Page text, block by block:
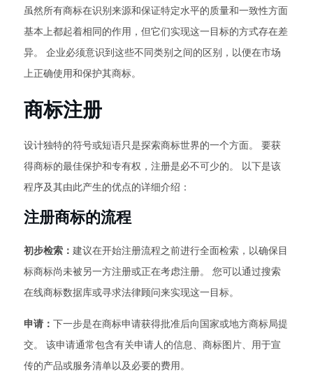
虽然所有商标在识别来源和保证特定水平的质量和一致性方面
基本上都起着相同的作用，但它们实现这一目标的方式存在差
异。 企业必须意识到这些不同类别之间的区别，以便在市场
上正确使用和保护其商标。
商标注册
设计独特的符号或短语只是探索商标世界的一个方面。 要获
得商标的最佳保护和专有权，注册是必不可少的。 以下是该
程序及其由此产生的优点的详细介绍：
注册商标的流程
初步检索： 建议在开始注册流程之前进行全面检索，以确保目
标商标尚未被另一方注册或正在考虑注册。 您可以通过搜索
在线商标数据库或寻求法律顾问来实现这一目标。
申请： 下一步是在商标申请获得批准后向国家或地方商标局提
交。 该申请通常包含有关申请人的信息、商标图片、用于宣
传的产品或服务清单以及必要的费用。